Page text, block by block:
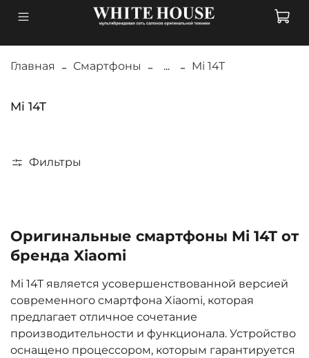
Главная Смартфоны ... Mi 14T
Mi 14T
Фильтры
Оригинальные смартфоны Mi 14T от
бренда Xiaomi
Mi 14T является усовершенствованной версией
современного смартфона Xiaomi, которая
предлагает отличное сочетание
производительности и функционала. Устройство
оснащено процессором, которым гарантируется